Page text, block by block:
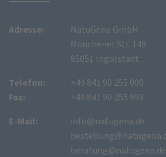
Adresse:
NatuGena GmbH
Münchener Str. 149
85051 Ingolstadt
Telefon:
Fax:
+49 841 90 255 000
+49 841 90 255 999
E-Mail:
info@natugena.de
beratung@natugena.de